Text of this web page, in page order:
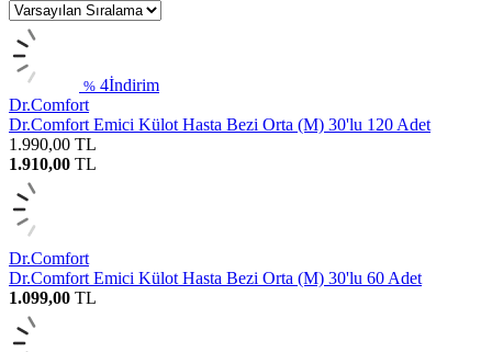
% 4İndirim
Dr.Comfort
Dr.Comfort Emici Külot Hasta Bezi Orta (M) 30'lu 120 Adet
1.990,00 TL
1.910,00 TL
Dr.Comfort
Dr.Comfort Emici Külot Hasta Bezi Orta (M) 30'lu 60 Adet
1.099,00 TL